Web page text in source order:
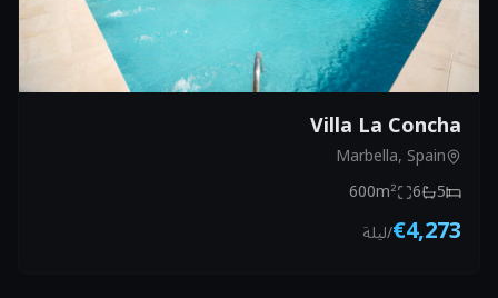
Villa La Concha
Marbella, Spain
5
6
600m²
€4,273
/ليلة